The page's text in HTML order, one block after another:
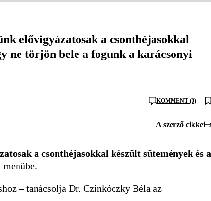
elővigyázatosak a csonthéjasokkal
ne törjön bele a fogunk a karácsonyi
KOMMENT (0)
A szerző cikkei
a csonthéjasokkal készült sütemények és a
– tanácsolja Dr. Czinkóczky Béla az